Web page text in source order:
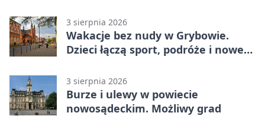
3 sierpnia 2026
Wakacje bez nudy w Grybowie.
Dzieci łączą sport, podróże i nowe
3 sierpnia 2026
Burze i ulewy w powiecie
nowosądeckim. Możliwy grad